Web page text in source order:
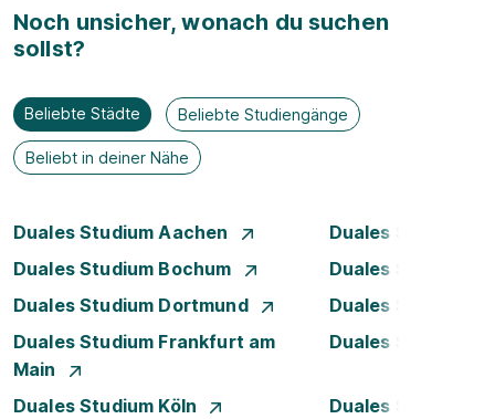
Noch unsicher, wonach du suchen
sollst?
Beliebte Städte Beliebte Studiengänge
Beliebt in deiner Nähe
Duales Studium Aachen
Duales Studium
Duales Studium Bochum
Duales Studium
Duales Studium Dortmund
Duales Studium
Duales Studium Frankfurt am
Main
Duales Studium
Duales Studium Köln
Duales Studium